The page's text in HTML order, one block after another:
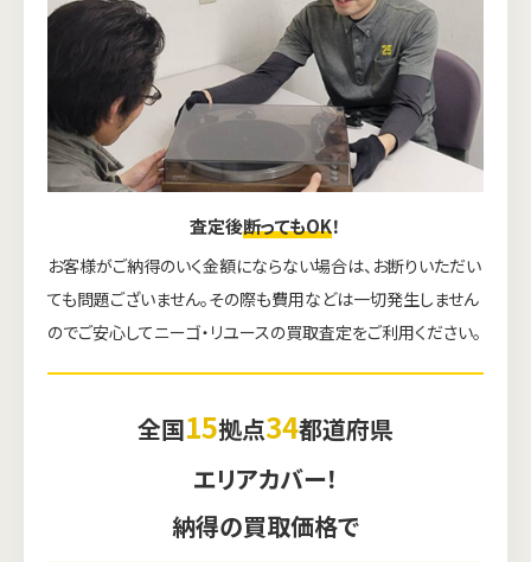
査定後断ってもOK！
お客様がご納得のいく金額にならない場合は、お断りいただい
ても問題ございません。その際も費用などは一切発生しません
のでご安心してニーゴ・リユースの買取査定をご利用ください。
全国15拠点34都道府県
エリアカバー！
納得の買取価格で